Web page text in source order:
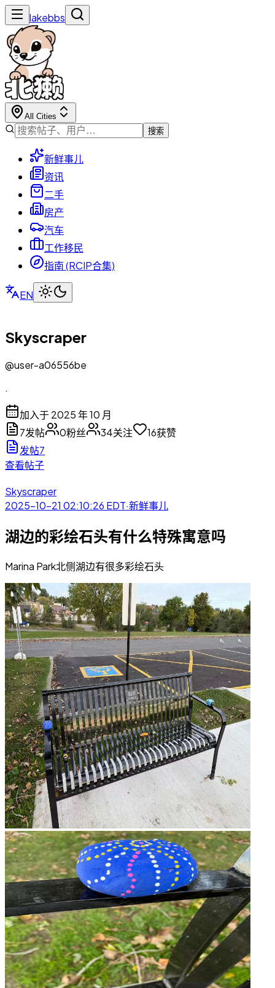
lakebbs
All Cities
搜索
新鲜事儿
资讯
二手
房产
汽车
工作移民
指南 (RCIP合集)
EN
Skyscraper
@user-a06556be
.
加入于 2025 年 10 月
7发帖 0粉丝 34关注 16获赞
发帖7
查看帖子
Skyscraper
2025-10-21 02:10:26 EDT·新鲜事儿
湖边的彩绘石头有什么特殊寓意吗
Marina Park北侧湖边有很多彩绘石头